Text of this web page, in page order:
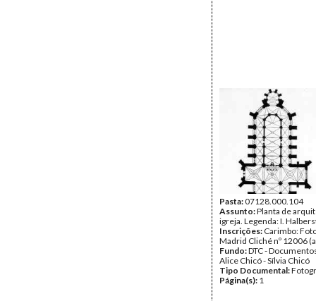
Pasta:07128.000.104
Assunto:Planta de
igreja. Legenda: I.
Inscrições: Carimbo:
Madrid Cliché nº 12006
Fundo:DTC -
Alice Chicó - Sílvia Chicó
Tipo Documental:
Página(s): 1